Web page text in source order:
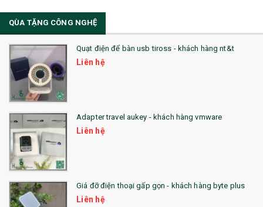
36. QUẠT NHỰA QUẢNG CÁO
QUÀ TẶNG KHUYẾN MẠI
QUÀ TẶNG SX NHANH
QUÀ TẶNG HỘI THẢO
QUÀ TẶNG CÔNG NGHỆ
SẢN PHẨM ĐÃ THỰC HIỆN
QUÀ TẶNG SỨC KHỎE
SẢN PHẨM MỚI 2021
QÙA TẶNG CÔNG NGHỆ
Quạt điện để bàn usb tiross - khách hàng nt&t
Liên hệ
Adapter travel aukey - khách hàng vmware
Liên hệ
Giá đỡ điện thoại gấp gọn - khách hàng byte plus
Liên hệ